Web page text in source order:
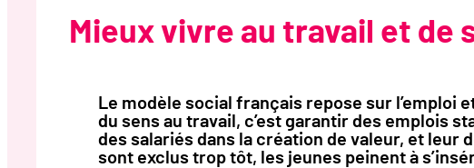
Mieux vivre au travail et de
Le modèle social français repose sur l’emploi
du sens au travail, c’est garantir des emplois
des salariés dans la création de valeur, et leur
sont exclus trop tôt, les jeunes peinent à